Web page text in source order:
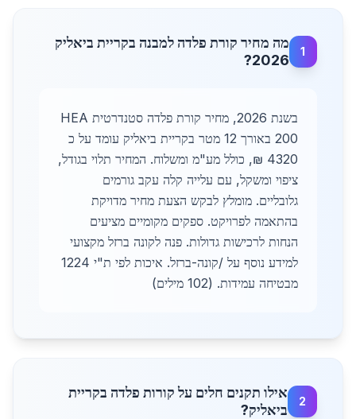
1
מה מחיר קורת פלדה למבנה בקריית ביאליק
2026?
בשנת 2026, מחיר קורת פלדה סטנדרטית HEA
200 באורך 12 מטר בקריית ביאליק עומד על כ
4320 ₪, כולל מע"מ ומשלוח. המחיר תלוי בגודל,
ציפוי ומשקל, עם עלייה קלה עקב גורמים
גלובליים. מומלץ לבקש הצעת מחיר מדויקת
בהתאמה לפרויקט. ספקים מקומיים מציעים
הנחות לרכישות גדולות. פנה לקונה ברזל מקצועי
למידע נוסף על /קונה-ברזל. איכות לפי ת"י 1224
מבטיחה עמידות. (102 מילים)
2
אילו תקנים חלים על קורות פלדה בקריית
ביאליק?